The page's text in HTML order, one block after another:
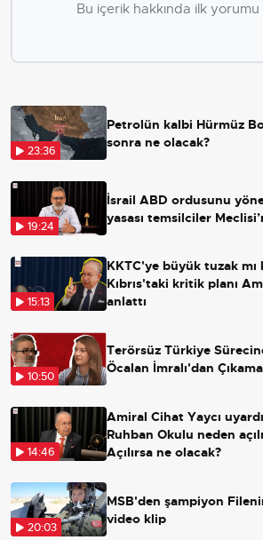
Bu içerik hakkında ilk yorumu
23:36
Petrolün kalbi Hürmüz
sonra ne olacak?
19:24
İsrail ABD ordusunu
yasası temsilciler
15:13
KKTC'ye büyük tuzak
Kıbrıs'taki kritik planı
anlattı
10:50
Terörsüz Türkiye
Öcalan İmralı'dan
14:46
Amiral Cihat Yaycı
Ruhban Okulu neden
Açılırsa ne olacak?
20:03
MSB'den şampiyon
video klip